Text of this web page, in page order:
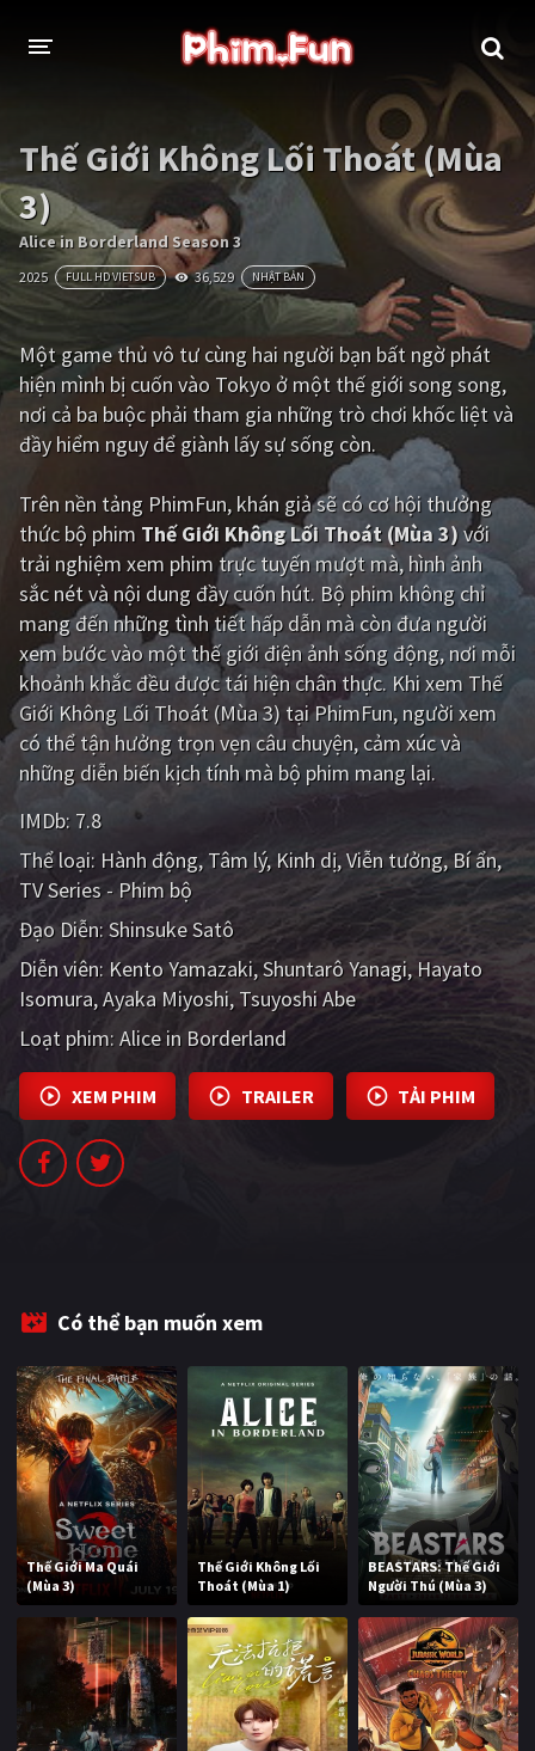
THỂ LOẠI
Thần thoại - Cổ trang Hành động
Tâm lý Chiến tranh
Võ thuật - Kiếm hiệp Nhạc kịch
Tội phạm - Hình sự
Phiêu lưu Hài hước
Viễn tưởng Khoa học - Tài liệu
Thể thao
Tình cảm - Lãng mạn Kỳ ảo
Giật gân Gia đình
Bí ẩn Lịch sử
Viễn Tây Tiểu sử
GameShow DramaTV
QUỐC GIA
Âu - Mỹ
Hàn Quốc
Ấn Độ Việt Nam
Tổng hợp
CẬP NHẬT
PHIM MỚI
PHIM BỘ
PHIM LẺ
BLOG
Thế Giới Không Lối Thoát (Mùa
3)
Alice in Borderland Season 3
2025 FULL HD VIETSUB 36,529 NHẬT BẢN
Một game thủ vô tư cùng hai người bạn bất ngờ phát
hiện mình bị cuốn vào Tokyo ở một thế giới song song,
nơi cả ba buộc phải tham gia những trò chơi khốc liệt và
đầy hiểm nguy để giành lấy sự sống còn.
Trên nền tảng PhimFun, khán giả sẽ có cơ hội thưởng
thức bộ phim Thế Giới Không Lối Thoát (Mùa 3)với
trải nghiệm xem phim trực tuyến mượt mà, hình ảnh
sắc nét và nội dung đầy cuốn hút. Bộ phim không chỉ
mang đến những tình tiết hấp dẫn mà còn đưa người
xem bước vào một thế giới điện ảnh sống động, nơi mỗi
khoảnh khắc đều được tái hiện chân thực. Khi xem Thế
Giới Không Lối Thoát (Mùa 3) tại PhimFun, người xem
có thể tận hưởng trọn vẹn câu chuyện, cảm xúc và
những diễn biến kịch tính mà bộ phim mang lại.
IMDb: 7.8
Thể loại: Hành động Tâm lý Kinh dị Viễn tưởng Bí ẩn
TV Series - Phim bộ
Đạo Diễn:Shinsuke Satô
Diễn viên: Kento Yamazaki Shuntarô Yanagi Hayato
Isomura Ayaka Miyoshi Tsuyoshi Abe
Loạt phim:Alice in Borderland
XEM PHIM TRAILER TẢI PHIM
Có thể bạn muốn xem
Thế Giới Ma Quái
(Mùa 3)
Thế Giới Không Lối
Thoát (Mùa 1)
BEASTARS: Thế Giới
Người Thú (Mùa 3)